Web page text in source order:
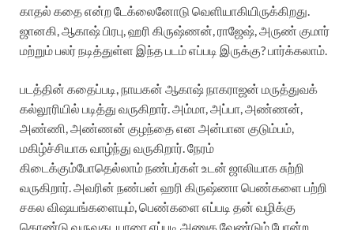
காதல் கதை என்ற டேக்லைனோடு வெளியாகியிருக்கிறது.
ஜானகி, ஆகாஷ் பிரபு, ஹரி கிருஷ்ணன், ராஜேஷ், அருண் குமார்
மற்றும் பலர் நடித்துள்ள இந்த படம் எப்படி இருக்கு? பார்க்கலாம்.
படத்தின் கதைப்படி, நாயகன் ஆகாஷ் நாகராஜன் மருத்துவக்
கல்லூரியில் படித்து வருகிறார். அம்மா, அப்பா, அண்ணன்,
அண்ணி, அண்ணன் குழந்தை என அன்பான குடும்பம்,
மகிழ்ச்சியாக வாழ்ந்து வருகிறார். நேரம்
கிடைக்கும்போதெல்லாம் நண்பர்கள் உடன் ஜாலியாக சுற்றி
வருகிறார். அவரின் நண்பன் ஹரி கிருஷ்ணா பெண்களை பற்றி
சகல விஷயங்களையும், பெண்களை எப்படி தன் வழிக்கு
கொண்டு வருவது, யாரை எப்படி அணுக வேண்டும் போன்ற